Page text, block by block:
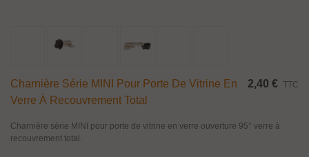
Charnière Série MINI Pour Porte De Vitrine En
Verre À Recouvrement Total
2,40 € TTC
Charnière série MINI pour porte de vitrine en verre ouverture 95° verre à
recouvrement total.